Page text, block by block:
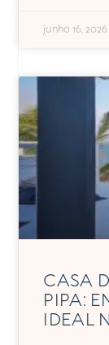
junho 16, 2026
CASA
PIPA:
IDEAL